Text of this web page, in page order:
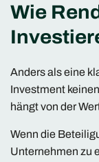
Wie
Anders als eine
Investment
hängt von der
Wenn die
Unternehmen zu